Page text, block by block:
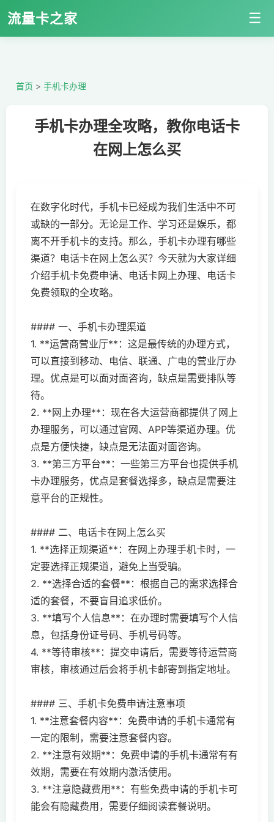
流量卡之家 ☰
首页 > 手机卡办理
手机卡办理全攻略，教你电话卡
在网上怎么买
在数字化时代，手机卡已经成为我们生活中不可
或缺的一部分。无论是工作、学习还是娱乐，都
离不开手机卡的支持。那么，手机卡办理有哪些
渠道？电话卡在网上怎么买？今天就为大家详细
介绍手机卡免费申请、电话卡网上办理、电话卡
免费领取的全攻略。
#### 一、手机卡办理渠道
1. **运营商营业厅**：这是最传统的办理方式，
可以直接到移动、电信、联通、广电的营业厅办
理。优点是可以面对面咨询，缺点是需要排队等
待。
2. **网上办理**：现在各大运营商都提供了网上
办理服务，可以通过官网、APP等渠道办理。优
点是方便快捷，缺点是无法面对面咨询。
3. **第三方平台**：一些第三方平台也提供手机
卡办理服务，优点是套餐选择多，缺点是需要注
意平台的正规性。
#### 二、电话卡在网上怎么买
1. **选择正规渠道**：在网上办理手机卡时，一
定要选择正规渠道，避免上当受骗。
2. **选择合适的套餐**：根据自己的需求选择合
适的套餐，不要盲目追求低价。
3. **填写个人信息**：在办理时需要填写个人信
息，包括身份证号码、手机号码等。
4. **等待审核**：提交申请后，需要等待运营商
审核，审核通过后会将手机卡邮寄到指定地址。
#### 三、手机卡免费申请注意事项
1. **注意套餐内容**：免费申请的手机卡通常有
一定的限制，需要注意套餐内容。
2. **注意有效期**：免费申请的手机卡通常有有
效期，需要在有效期内激活使用。
3. **注意隐藏费用**：有些免费申请的手机卡可
能会有隐藏费用，需要仔细阅读套餐说明。